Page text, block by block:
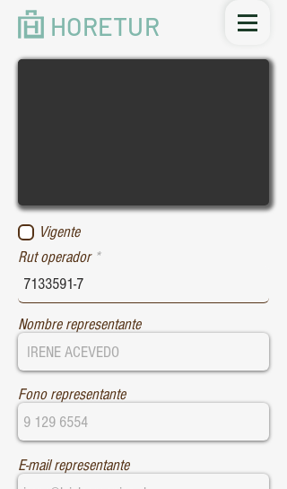
HORETUR
Vigente
Rut operador
Nombre representante
Fono representante
E-mail representante